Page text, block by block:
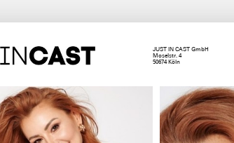
JUST IN CAST GmbH
Moselstr. 4
50674 Köln